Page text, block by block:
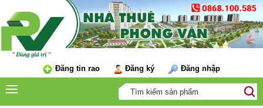
Đăng tin rao Đăng ký Đăng nhập